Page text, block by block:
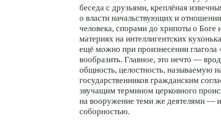
беседа с друзьями, креплёная
о власти начальствующих и
человека, спорами до хрипоты о Боге
материях на интеллигентских
ещё можно при произнесении глагола
вообразить. Главное, это нечто —
общность, целостность, называемую
государственников гражданским
звучащим термином церковного
на вооружение теми же деятелями —
соборностью.